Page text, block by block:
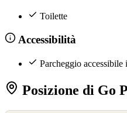
Toilette
Accessibilità
Parcheggio accessibile
Posizione di Go